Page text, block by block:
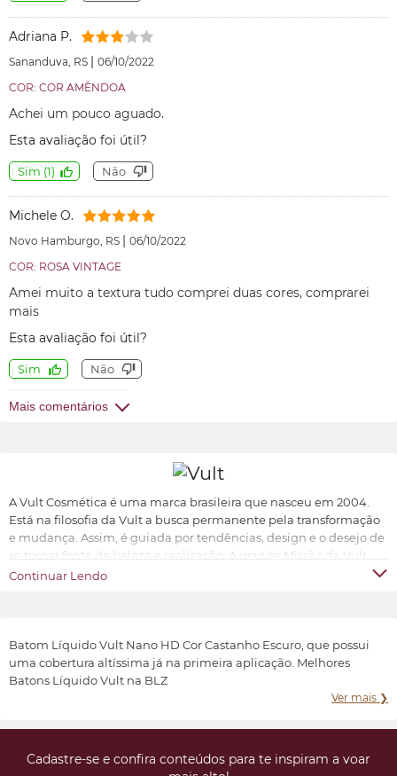
Adriana P.
Sananduva, RS | 06/10/2022
COR: COR AMÊNDOA
Achei um pouco aguado.
Esta avaliação foi útil?
Sim (1) Não
Michele O.
Novo Hamburgo, RS | 06/10/2022
COR: ROSA VINTAGE
Amei muito a textura tudo comprei duas cores, comprarei
mais
Esta avaliação foi útil?
Sim Não
Mais comentários
A Vult Cosmética é uma marca brasileira que nasceu em 2004.
Está na filosofia da Vult a busca permanente pela transformação
e mudança. Assim, é guiada por tendências, design e o desejo de
se tornar fonte de beleza e realização. A grande Missão da Vult
Cosmética é oferecer ao universo feminino a possibilidade de ter
Continuar Lendo
Batom Líquido Vult Nano HD Cor Castanho Escuro, que possui
uma cobertura altíssima já na primeira aplicação. Melhores
Batons Líquido Vult na BLZ
Ver mais ❯
Cadastre-se e confira conteúdos para te inspiram a voar